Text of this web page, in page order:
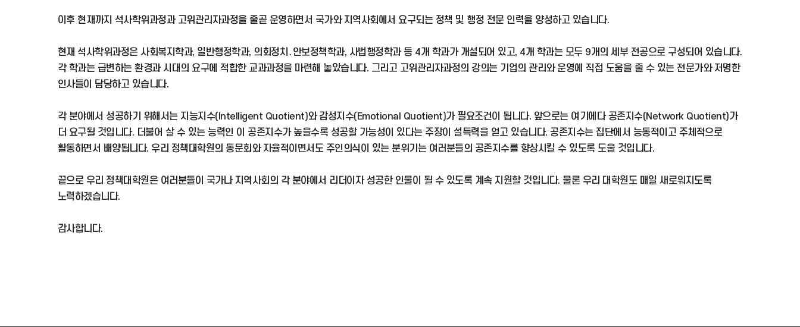
이후 현재까지 석사학위과정과 고위관리자과정을 줄곧 운영하면서 국가와 지역사회에서 요구되는 정책 및 행정 전문 인력을 양성하고 있습니다.
현재 석사학위과정은 사회복지학과, 일반행정학과, 의회정치․안보정책학과, 사법행정학과 등 4개 학과가 개설되어 있고, 4개 학과는 모두 9개의 세부 전공으로 구성되어 있습니다.
각 학과는 급변하는 환경과 시대의 요구에 적합한 교과과정을 마련해 놓았습니다. 그리고 고위관리자과정의 강의는 기업의 관리와 운영에 직접 도움을 줄 수 있는 전문가와 저명한
인사들이 담당하고 있습니다.
각 분야에서 성공하기 위해서는 지능지수(Intelligent Quotient)와 감성지수(Emotional Quotient)가 필요조건이 됩니다. 앞으로는 여기에다 공존지수(Network Quotient)가
더 요구될 것입니다. 더불어 살 수 있는 능력인 이 공존지수가 높을수록 성공할 가능성이 있다는 주장이 설득력을 얻고 있습니다. 공존지수는 집단에서 능동적이고 주체적으로
활동하면서 배양됩니다. 우리 정책대학원의 동문회와 자율적이면서도 주인의식이 있는 분위기는 여러분들의 공존지수를 향상시킬 수 있도록 도울 것입니다.
끝으로 우리 정책대학원은 여러분들이 국가나 지역사회의 각 분야에서 리더이자 성공한 인물이 될 수 있도록 계속 지원할 것입니다. 물론 우리 대학원도 매일 새로워지도록
노력하겠습니다.
감사합니다.